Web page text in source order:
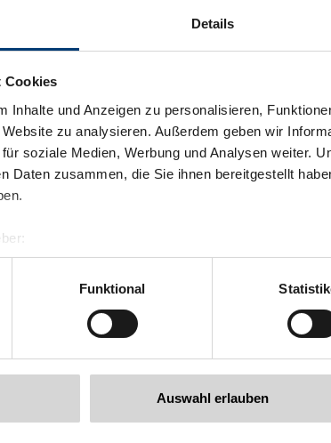
Details
Cookies
Inhalte und Anzeigen zu personalisieren,
zu analysieren. Außerdem geben wir
soziale Medien, Werbung und Analysen weiter.
Daten zusammen, die Sie ihnen bereitgestellt
GmbH & Co KG
Funktional
Auswahl erlauben
Ausstattung